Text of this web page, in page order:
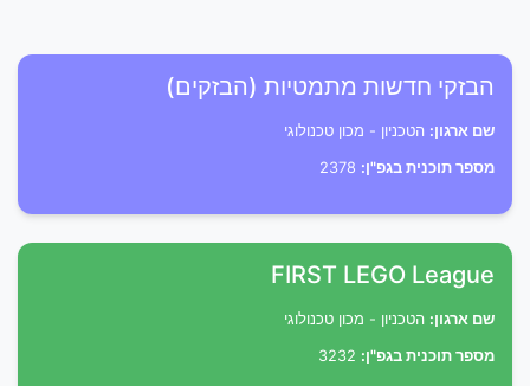
הבזקי חדשות מתמטיות (הבזקים)
שם ארגון: הטכניון - מכון טכנולוגי
מספר תוכנית בגפ"ן:
FIRST LEGO League
שם ארגון: הטכניון - מכון טכנולוגי
מספר תוכנית בגפ"ן: